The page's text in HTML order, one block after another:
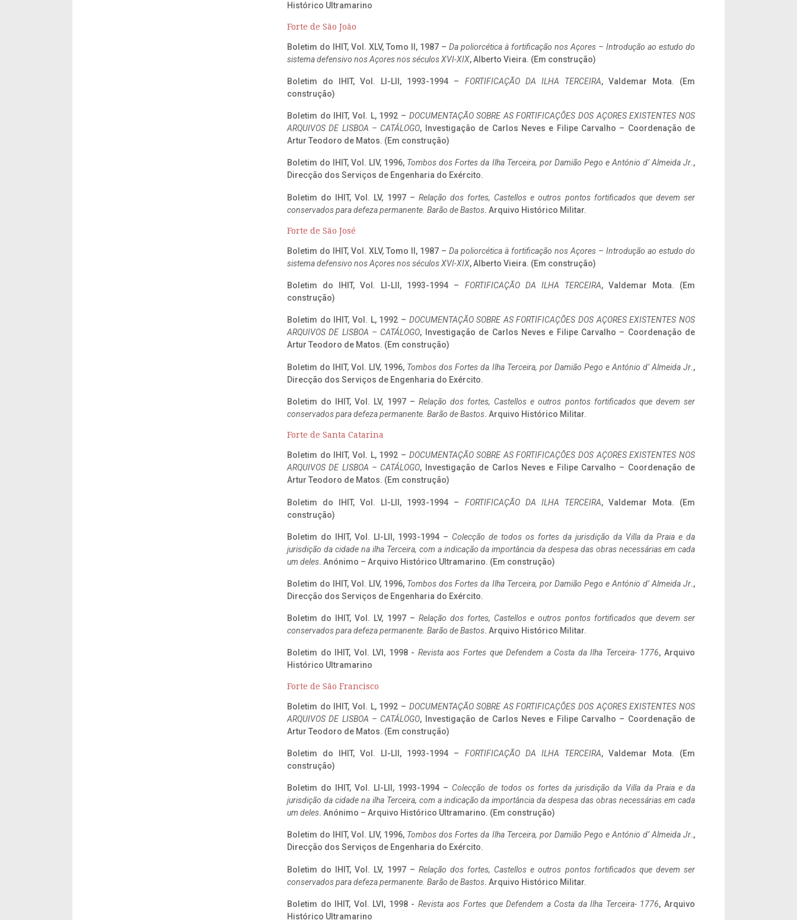
Histórico Ultramarino
Forte de São João
Boletim do IHIT, Vol. XLV, Tomo II, 1987 – Da poliorcética à fortificação nos Açores – Introdução ao estudo do
sistema defensivo nos Açores nos séculos XVI-XIX, Alberto Vieira. (Em construção)
Boletim do IHIT, Vol. LI-LII, 1993-1994 – FORTIFICAÇÃO DA ILHA TERCEIRA, Valdemar Mota. (Em
construção)
Boletim do IHIT, Vol. L, 1992 – DOCUMENTAÇÃO SOBRE AS FORTIFICAÇÕES DOS AÇORES EXISTENTES NOS
ARQUIVOS DE LISBOA – CATÁLOGO, Investigação de Carlos Neves e Filipe Carvalho – Coordenação de
Artur Teodoro de Matos. (Em construção)
Boletim do IHIT, Vol. LIV, 1996, Tombos dos Fortes da Ilha Terceira, por Damião Pego e António d’ Almeida Jr.,
Direcção dos Serviços de Engenharia do Exército.
Boletim do IHIT, Vol. LV, 1997 – Relação dos fortes, Castellos e outros pontos fortificados que devem ser
conservados para defeza permanente. Barão de Bastos. Arquivo Histórico Militar.
Forte de São José
Boletim do IHIT, Vol. XLV, Tomo II, 1987 – Da poliorcética à fortificação nos Açores – Introdução ao estudo do
sistema defensivo nos Açores nos séculos XVI-XIX, Alberto Vieira. (Em construção)
Boletim do IHIT, Vol. LI-LII, 1993-1994 – FORTIFICAÇÃO DA ILHA TERCEIRA, Valdemar Mota. (Em
construção)
Boletim do IHIT, Vol. L, 1992 – DOCUMENTAÇÃO SOBRE AS FORTIFICAÇÕES DOS AÇORES EXISTENTES NOS
ARQUIVOS DE LISBOA – CATÁLOGO, Investigação de Carlos Neves e Filipe Carvalho – Coordenação de
Artur Teodoro de Matos. (Em construção)
Boletim do IHIT, Vol. LIV, 1996, Tombos dos Fortes da Ilha Terceira, por Damião Pego e António d’ Almeida Jr.,
Direcção dos Serviços de Engenharia do Exército.
Boletim do IHIT, Vol. LV, 1997 – Relação dos fortes, Castellos e outros pontos fortificados que devem ser
conservados para defeza permanente. Barão de Bastos. Arquivo Histórico Militar.
Forte de Santa Catarina
Boletim do IHIT, Vol. L, 1992 – DOCUMENTAÇÃO SOBRE AS FORTIFICAÇÕES DOS AÇORES EXISTENTES NOS
ARQUIVOS DE LISBOA – CATÁLOGO, Investigação de Carlos Neves e Filipe Carvalho – Coordenação de
Artur Teodoro de Matos. (Em construção)
Boletim do IHIT, Vol. LI-LII, 1993-1994 – FORTIFICAÇÃO DA ILHA TERCEIRA, Valdemar Mota. (Em
construção)
Boletim do IHIT, Vol. LI-LII, 1993-1994 – Colecção de todos os fortes da jurisdição da Villa da Praia e da
jurisdição da cidade na ilha Terceira, com a indicação da importância da despesa das obras necessárias em cada
um deles. Anónimo – Arquivo Histórico Ultramarino. (Em construção)
Boletim do IHIT, Vol. LIV, 1996, Tombos dos Fortes da Ilha Terceira, por Damião Pego e António d’ Almeida Jr.,
Direcção dos Serviços de Engenharia do Exército.
Boletim do IHIT, Vol. LV, 1997 – Relação dos fortes, Castellos e outros pontos fortificados que devem ser
conservados para defeza permanente. Barão de Bastos. Arquivo Histórico Militar.
Boletim do IHIT, Vol. LVI, 1998 - Revista aos Fortes que Defendem a Costa da Ilha Terceira- 1776, Arquivo
Histórico Ultramarino
Forte de São Francisco
Boletim do IHIT, Vol. L, 1992 – DOCUMENTAÇÃO SOBRE AS FORTIFICAÇÕES DOS AÇORES EXISTENTES NOS
ARQUIVOS DE LISBOA – CATÁLOGO, Investigação de Carlos Neves e Filipe Carvalho – Coordenação de
Artur Teodoro de Matos. (Em construção)
Boletim do IHIT, Vol. LI-LII, 1993-1994 – FORTIFICAÇÃO DA ILHA TERCEIRA, Valdemar Mota. (Em
construção)
Boletim do IHIT, Vol. LI-LII, 1993-1994 – Colecção de todos os fortes da jurisdição da Villa da Praia e da
jurisdição da cidade na ilha Terceira, com a indicação da importância da despesa das obras necessárias em cada
um deles. Anónimo – Arquivo Histórico Ultramarino. (Em construção)
Boletim do IHIT, Vol. LIV, 1996, Tombos dos Fortes da Ilha Terceira, por Damião Pego e António d’ Almeida Jr.,
Direcção dos Serviços de Engenharia do Exército.
Boletim do IHIT, Vol. LV, 1997 – Relação dos fortes, Castellos e outros pontos fortificados que devem ser
conservados para defeza permanente. Barão de Bastos. Arquivo Histórico Militar.
Boletim do IHIT, Vol. LVI, 1998 - Revista aos Fortes que Defendem a Costa da Ilha Terceira- 1776, Arquivo
Histórico Ultramarino